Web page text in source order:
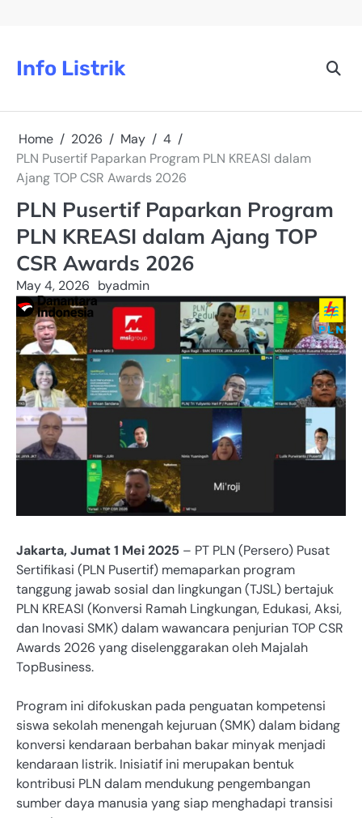
Info Listrik
Home 2026 May
4
PLN Pusertif Paparkan Program PLN KREASI dalam
Ajang TOP CSR Awards 2026
PLN Pusertif Paparkan Program
PLN KREASI dalam Ajang TOP
CSR Awards 2026
May 4, 2026 byadmin
Jakarta, Jumat 1 Mei 2025 – PT PLN (Persero) Pusat
Sertifikasi (PLN Pusertif) memaparkan program
tanggung jawab sosial dan lingkungan (TJSL) bertajuk
PLN KREASI (Konversi Ramah Lingkungan, Edukasi, Aksi,
dan Inovasi SMK) dalam wawancara penjurian TOP CSR
Awards 2026 yang diselenggarakan oleh Majalah
TopBusiness.
Program ini difokuskan pada penguatan kompetensi
siswa sekolah menengah kejuruan (SMK) dalam bidang
konversi kendaraan berbahan bakar minyak menjadi
kendaraan listrik. Inisiatif ini merupakan bentuk
kontribusi PLN dalam mendukung pengembangan
sumber daya manusia yang siap menghadapi transisi